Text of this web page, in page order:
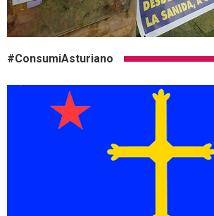
#ConsumiAsturiano